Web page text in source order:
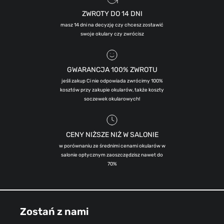
ZWROTY DO 14 DNI
masz 14 dni na decyzję czy chcesz zostawić
swoje okulary czy zwrócisz
GWARANCJA 100% ZWROTU
jeśli zakup Ci nie odpowiada zwrócimy 100%
kosztów przy zakupie okularów, także koszty
soczewek okularowych!
CENY NIŻSZE NIŻ W SALONIE
w porównaniu ze średnimi cenami okularów w
salonie optycznym zaoszczędzisz nawet do
70%
Zostań z nami